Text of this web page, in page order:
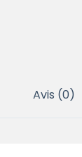
Avis (0)